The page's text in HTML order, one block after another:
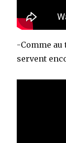
-Comme au
servent